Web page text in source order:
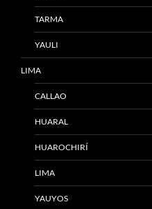
TARMA
YAULI
LIMA
CALLAO
HUARAL
HUAROCHIRÍ
LIMA
YAUYOS